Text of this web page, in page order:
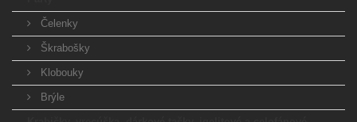
Čelenky
Škrabošky
Klobouky
Brýle